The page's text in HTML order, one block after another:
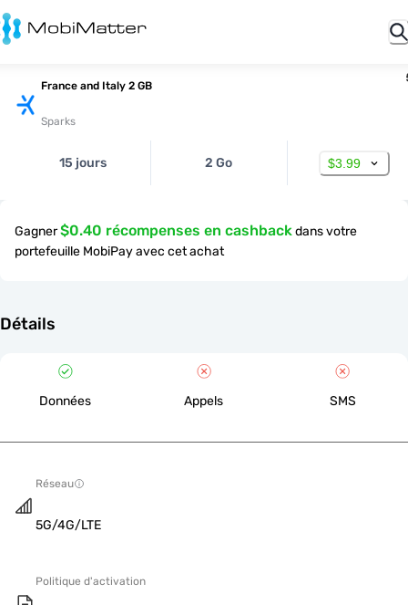
France and Italy 2 GB
Sparks
15 jours 2 Go $3.99
Gagner$0.40 récompenses en cashbackdans votre
portefeuille MobiPay avec cet achat
Détails
Données Appels SMS
Réseau
5G/4G/LTE
Politique d'activation